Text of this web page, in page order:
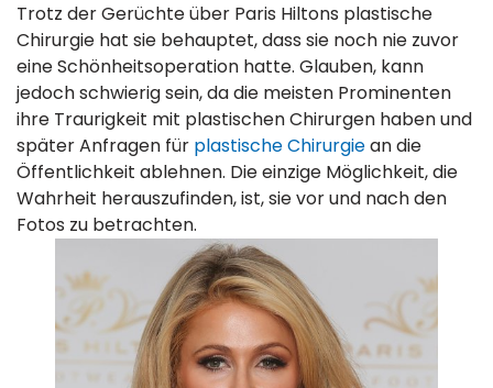
Trotz der Gerüchte über Paris Hiltons plastische
Chirurgie hat sie behauptet, dass sie noch nie zuvor
eine Schönheitsoperation hatte. Glauben, kann
jedoch schwierig sein, da die meisten Prominenten
ihre Traurigkeit mit plastischen Chirurgen haben und
später Anfragen für plastische Chirurgiean die
Öffentlichkeit ablehnen. Die einzige Möglichkeit, die
Wahrheit herauszufinden, ist, sie vor und nach den
Fotos zu betrachten.